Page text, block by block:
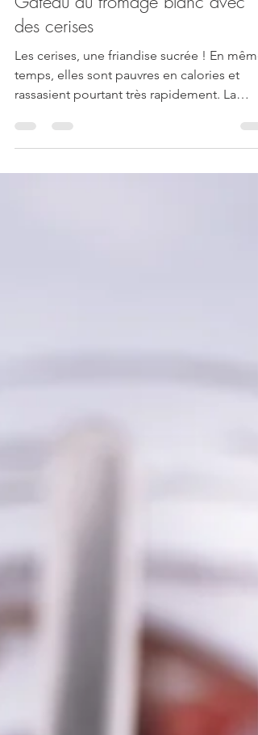
Gâteau au fromage blanc avec
des cerises
Les cerises, une friandise sucrée ! En même
temps, elles sont pauvres en calories et
rassasient pourtant très rapidement. La